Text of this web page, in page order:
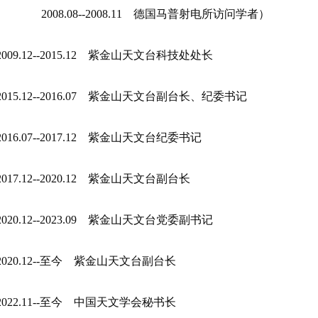
2008.11 德国马普射电所访问学者）
2015.12 紫金山天文台科技处处长
2016.07 紫金山天文台副台长、纪委书记
2017.12 紫金山天文台纪委书记
2020.12 紫金山天文台副台长
2023.09 紫金山天文台党委副书记
至今 紫金山天文台副台长
至今 中国天文学会秘书长